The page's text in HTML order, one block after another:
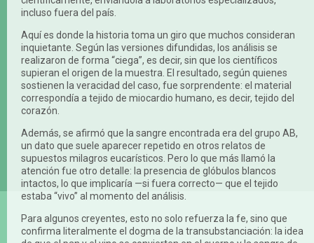
incluso fuera del país.
Aquí es donde la historia toma un giro que muchos consideran
inquietante. Según las versiones difundidas, los análisis se
realizaron de forma “ciega”, es decir, sin que los científicos
supieran el origen de la muestra. El resultado, según quienes
sostienen la veracidad del caso, fue sorprendente: el material
correspondía a tejido de miocardio humano, es decir, tejido del
corazón.
Además, se afirmó que la sangre encontrada era del grupo AB,
un dato que suele aparecer repetido en otros relatos de
supuestos milagros eucarísticos. Pero lo que más llamó la
atención fue otro detalle: la presencia de glóbulos blancos
intactos, lo que implicaría —si fuera correcto— que el tejido
estaba “vivo” al momento del análisis.
Para algunos creyentes, esto no solo refuerza la fe, sino que
confirma literalmente el dogma de la transubstanciación: la idea